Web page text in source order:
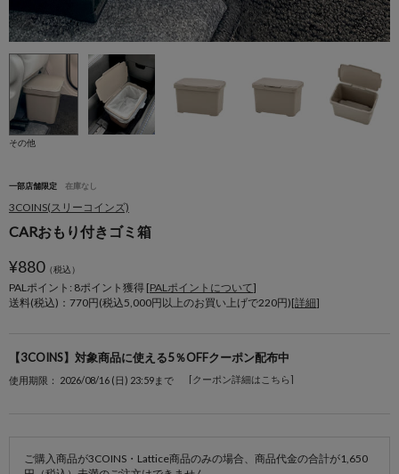
その他
一部店舗限定 在庫なし
3COINS(スリーコインズ)
CARおもり付きゴミ箱
¥880（税込）
PALポイント: 8ポイント獲得 [PALポイントについて]
送料(税込)：770円(税込5,000円以上のお買い上げで220円)[詳細]
【3COINS】対象商品に使える5％OFFクーポン配布中
使用期限： 2026/08/16 (日) 23:59まで [クーポン詳細はこちら]
ご購入商品が3COINS・Lattice商品のみの場合、商品代金の合計が1,650